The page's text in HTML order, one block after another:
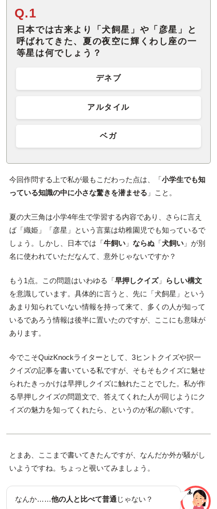
Q.1
日本では古来より「犬飼星」や「彦星」と
呼ばれてきた、夏の夜空に輝くわし座の一
等星は何でしょう？
デネブ
アルタイル
ベガ
今回作問する上で私が最もこだわった点は、「小学生でも知
っている知識の中に小さな驚きを潜ませる 」こと。
夏の大三角は小学4年生で学習する内容であり、さらに言え
ば「織姫」「彦星」という言葉は幼稚園児でも知っているで
しょう。しかし、日本では「牛飼い」 ならぬ「犬飼い」が別
名に使われていただなんて、意外じゃないですか？
もう1点。この問題はいわゆる「早押しクイズ」
らしい構文
を意識しています。具体的に言うと、先に「犬飼星」という
あまり知られていない情報を持って来て、多くの人が知って
いるであろう情報は後半に置いたのですが、ここにも意味が
あります。
今でこそQuizKnockライターとして、3ヒントクイズや択一
クイズの記事を書いている私ですが、そもそもクイズに魅せ
られたきっかけは早押しクイズに触れたことでした。私が作
る早押しクイズの問題文で、答えてくれた人が同じようにク
イズの魅力を知ってくれたら、というのが私の願いです。
とまあ、ここまで書いてきたんですが、なんだか外が騒がし
いようですね。ちょっと覗いてみましょう。
なんか……他の人と比べて普通 じゃない？